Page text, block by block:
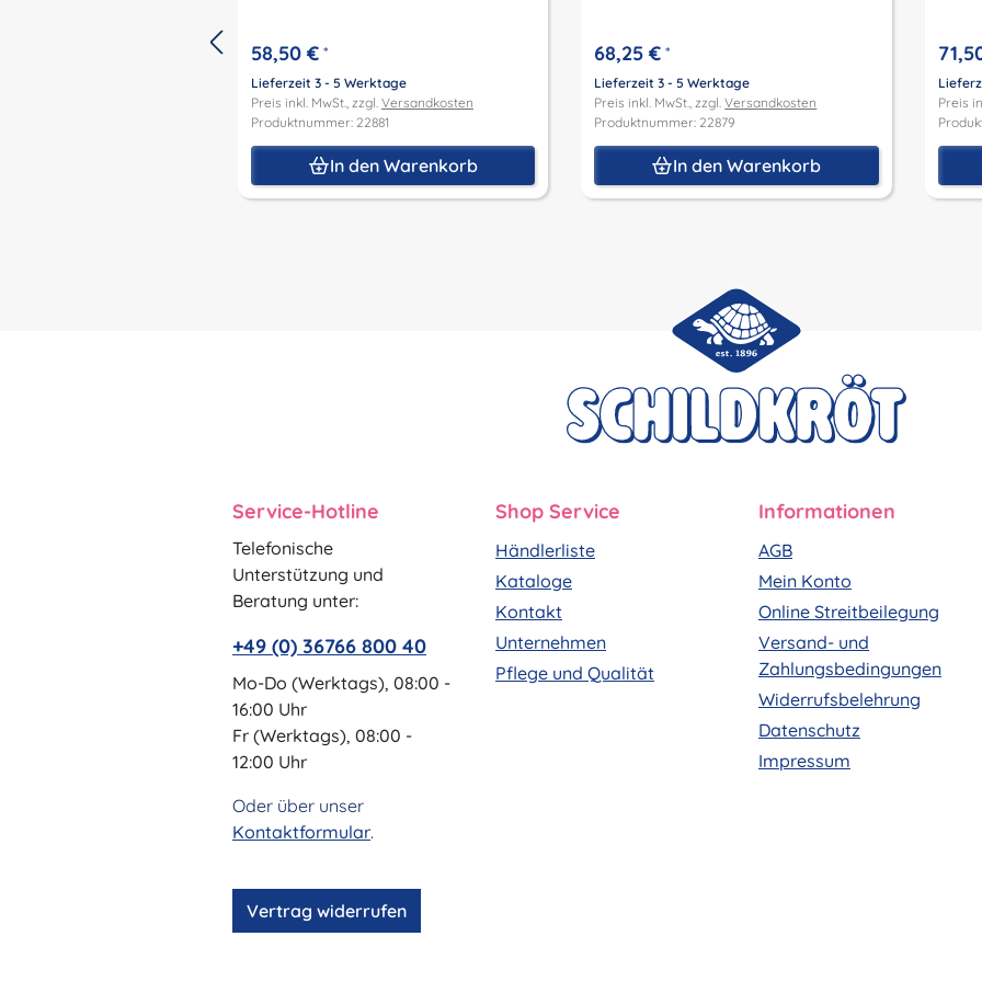
58,50 € *
Lieferzeit 3 - 5 Werktage
Preis inkl. MwSt., zzgl. Versandkosten
Produktnummer: 22881
In den Warenkorb
68,25 € *
Lieferzeit 3 - 5 Werktage
Preis inkl. MwSt., zzgl.Versandkosten
Produktnummer: 22879
In den Warenkorb
Preis
Service-Hotline
Telefonische
Unterstützung und
Beratung unter:
+49 (0) 36766 800 40
Mo-Do (Werktags), 08:00 -
16:00 Uhr
Fr (Werktags), 08:00 -
12:00 Uhr
Oder über unser
Kontaktformular.
Vertrag widerrufen
Shop Service
Händlerliste
Kataloge
Kontakt
Unternehmen
Pflege und Qualität
Informationen
AGB
Mein Konto
Online Streitbeilegung
Versand- und
Zahlungsbedingungen
Widerrufsbelehrung
Datenschutz
Impressum